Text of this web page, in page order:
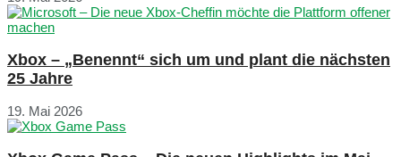
Xbox – „Benennt“ sich um und plant die nächsten
25 Jahre
19. Mai 2026